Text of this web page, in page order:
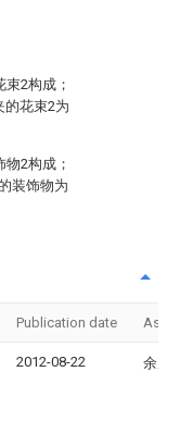
2构成；
的花束2为
2构成；
装饰物为
Publication date
2012-08-22 余成